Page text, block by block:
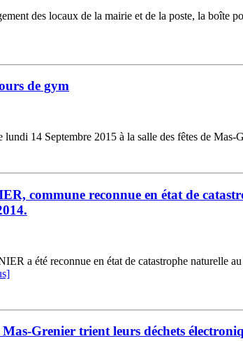
des locaux de la mairie et de la poste, la boîte
de gym
lundi 14 Septembre 2015 à la salle des fêtes
commune reconnue en état de
a été reconnue en état de catastrophe naturelle
Mas-Grenier trient leurs déchets